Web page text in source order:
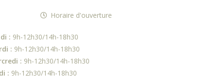
Horaire d'ouverture
: 9h-12h30/14h-18h30
: 9h-12h30/14h-18h30
: 9h-12h30/14h-18h30
: 9h-12h30/14h-18h30